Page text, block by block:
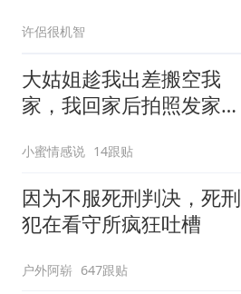
许侶很机智
大姑姐趁我出差搬空我
家，我回家后拍照发家族
小蜜情感说 14跟贴
因为不服死刑判决，死刑
犯在看守所疯狂吐槽
户外阿崭 647跟贴